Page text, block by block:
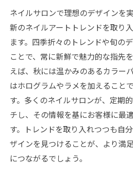
ネイルサロンで理想のデザインを
新のネイルアートトレンドを取り
ます。四季折々のトレンドや旬の
ことで、常に新鮮で魅力的な指先
えば、秋には温かみのあるカラー
はホログラムやラメを加えること
す。多くのネイルサロンが、定期
チし、その情報を基にお客様に最
す。トレンドを取り入れつつも自
ザインを見つけることが、より満
につながるでしょう。